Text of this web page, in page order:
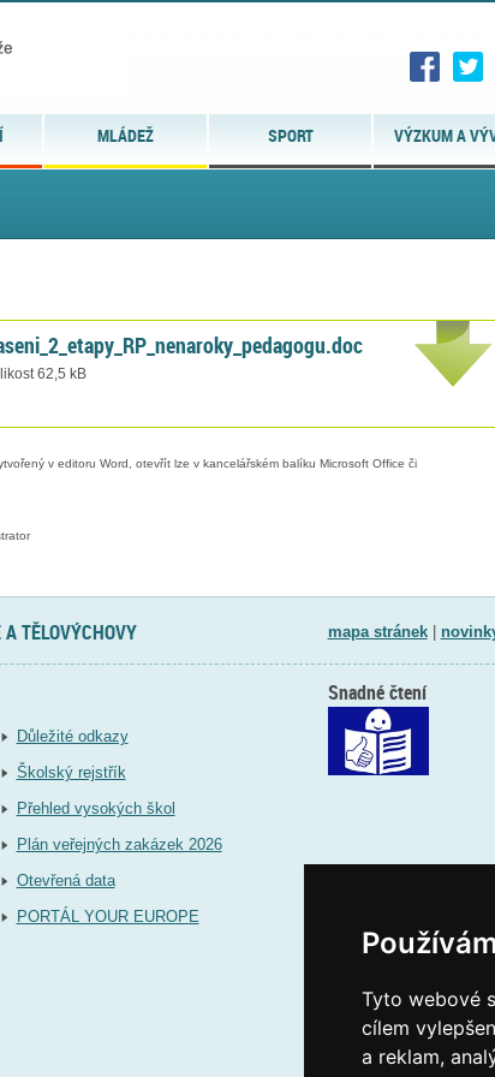
Tyto webové
cílem
a reklam,
MLÁDEŽ SPORT VÝZKUM A
62,5 kB
v editoru Word, otevřít lze v kancelářském balíku Microsoft Office či
TĚLOVÝCHOVY mapa stránek|
Důležité odkazy
Školský rejstřík
Přehled vysokých škol
Plán veřejných zakázek 2026
Otevřená data
PORTÁL YOUR EUROPE
Snadné čtení